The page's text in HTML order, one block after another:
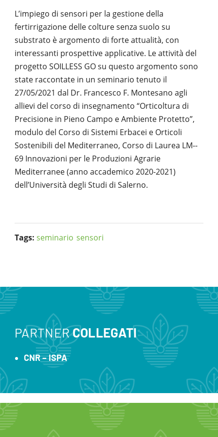
L’impiego di sensori per la gestione della
fertirrigazione delle colture senza suolo su
substrato è argomento di forte attualità, con
interessanti prospettive applicative. Le attività del
progetto SOILLESS GO su questo argomento sono
state raccontate in un seminario tenuto il
27/05/2021 dal Dr. Francesco F. Montesano agli
allievi del corso di insegnamento “Orticoltura di
Precisione in Pieno Campo e Ambiente Protetto”,
modulo del Corso di Sistemi Erbacei e Orticoli
Sostenibili del Mediterraneo, Corso di Laurea LM-­
69 Innovazioni per le Produzioni Agrarie
Mediterranee (anno accademico 2020­-2021)
dell’Università degli Studi di Salerno.
Tags: seminario sensori
PARTNERCOLLEGATI
CNR – ISPA